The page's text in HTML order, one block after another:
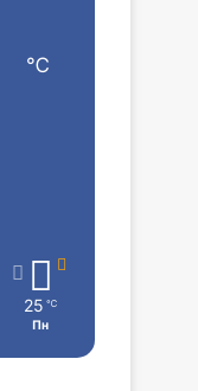
℃
25 ℃
Пн